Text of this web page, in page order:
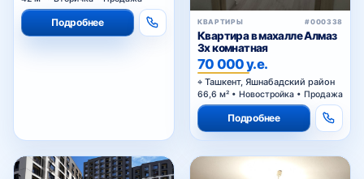
Подробнее
Квартира в махалле Алмаз
3х комнатная
70 000 у.е.
Ташкент, Яшнабадский район
66,6 м² • Новостройка • Продажа
Подробнее